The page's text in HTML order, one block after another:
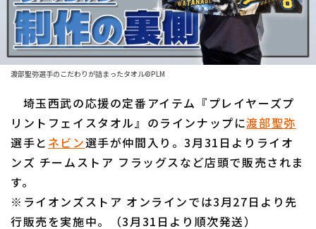
順位表･成績
1軍公式戦
ファーム東地区
ファーム中地区
交流戦
選手名鑑
北海道日本ハムファイターズ
東北楽天ゴールデンイーグルス
千葉ロッテマリーンズ
設定
渡部聖弥選手のこだわりが詰まったタオル©PLM
埼玉西武の応援の定番アイテム『プレイヤーズプ
リントフェイスタオル』のラインナップに渡部聖弥
選手と ネビン選手が仲間入り。3月31日よりライオ
ンズ チームストア フラッグスなど店頭で販売されま
す。
※ライオンズストア オンラインでは3月27日より先
行販売を実施中。（3月31日より順次発送）